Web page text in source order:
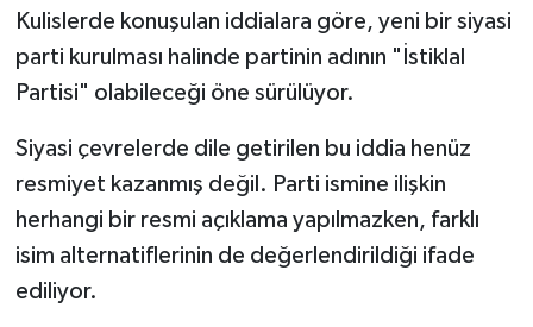
Kulislerde konuşulan iddialara göre, yeni bir siyasi
parti kurulması halinde partinin adının "İstiklal
Partisi" olabileceği öne sürülüyor.
Siyasi çevrelerde dile getirilen bu iddia henüz
resmiyet kazanmış değil. Parti ismine ilişkin
herhangi bir resmi açıklama yapılmazken, farklı
isim alternatiflerinin de değerlendirildiği ifade
ediliyor.